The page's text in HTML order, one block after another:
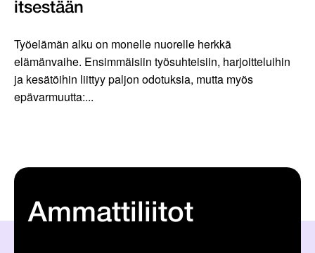
itsestään
Työelämän alku on monelle nuorelle herkkä
elämänvaihe. Ensimmäisiin työsuhteisiin, harjoitteluihin
ja kesätöihin liittyy paljon odotuksia, mutta myös
epävarmuutta:...
Ammattiliitot